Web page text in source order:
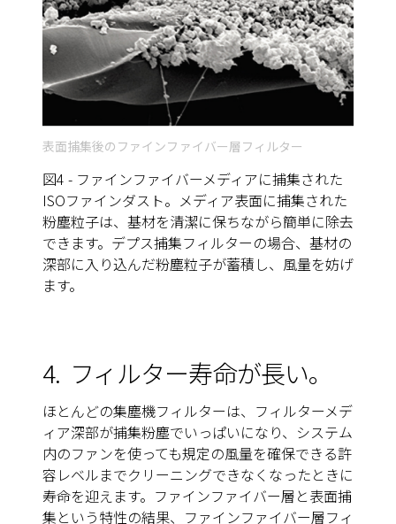
表面捕集後のファインファイバー層フィルター
図4 - ファインファイバーメディアに捕集された
ISOファインダスト。メディア表面に捕集された
粉塵粒子は、基材を清潔に保ちながら簡単に除去
できます。デプス捕集フィルターの場合、基材の
深部に入り込んだ粉塵粒子が蓄積し、風量を妨げ
ます。
4. フィルター寿命が長い。
ほとんどの集塵機フィルターは、フィルターメデ
ィア深部が捕集粉塵でいっぱいになり、システム
内のファンを使っても規定の風量を確保できる許
容レベルまでクリーニングできなくなったときに
寿命を迎えます。ファインファイバー層と表面捕
集という特性の結果、ファインファイバー層フィ